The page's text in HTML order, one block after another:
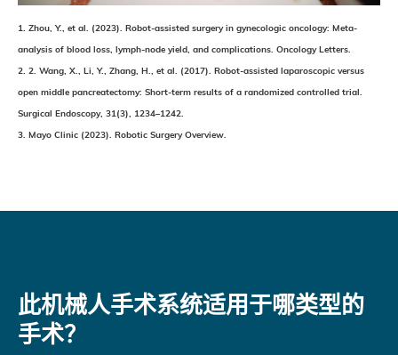
1. Zhou, Y., et al. (2023). Robot-assisted surgery in gynecologic oncology: Meta-
analysis of blood loss, lymph-node yield, and complications. Oncology Letters.
2. 2. Wang, X., Li, Y., Zhang, H., et al. (2017). Robot-assisted laparoscopic versus
open middle pancreatectomy: Short-term results of a randomized controlled trial.
Surgical Endoscopy, 31(3), 1234–1242.
3. Mayo Clinic (2023). Robotic Surgery Overview.
此机械人手术系统适用于哪类型的
手术？